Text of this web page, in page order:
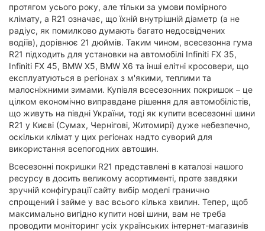
протягом усього року, але тільки за умови помірного
клімату, а R21 означає, що їхній внутрішній діаметр (а не
радіус, як помилково думають багато недосвідчених
водіїв), дорівнює 21 дюймів. Таким чином, всесезонна гума
R21 підходить для установки на автомобілі Infiniti FX 35,
Infiniti FX 45, BMW X5, BMW X6 та інші елітні кросовери, що
експлуатуються в регіонах з м'якими, теплими та
малосніжними зимами. Купівля всесезонних покришок – це
цілком економічно виправдане рішення для автомобілістів,
що живуть на півдні України, тоді як купити всесезонні шини
R21 у Києві (Сумах, Чернігові, Житомирі) дуже небезпечно,
оскільки клімат у цих регіонах надто суворий для
використання всепогодних автошин.
Всесезонні покришки R21 представлені в каталозі нашого
ресурсу в досить великому асортименті, проте завдяки
зручній конфігурації сайту вибір моделі гранично
спрощений і займе у вас всього кілька хвилин. Тепер, щоб
максимально вигідно купити нові шини, вам не треба
проводити моніторинг усіх українських інтернет-магазинів